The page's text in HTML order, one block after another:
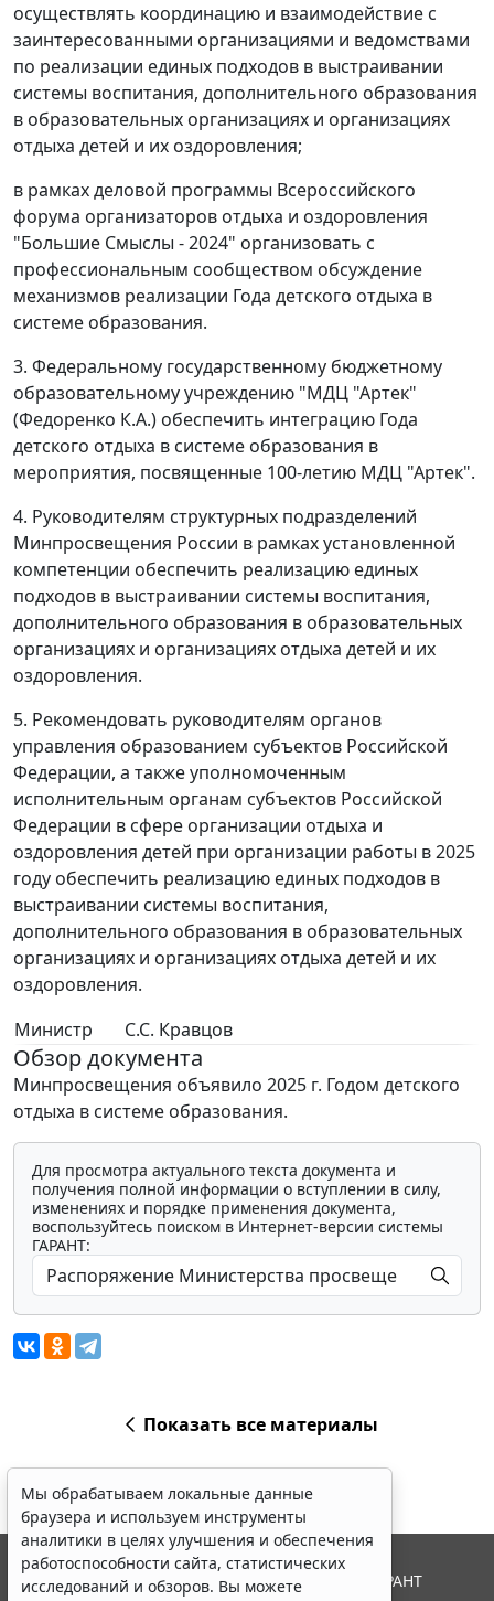
осуществлять координацию и взаимодействие с
заинтересованными организациями и ведомствами
по реализации единых подходов в выстраивании
системы воспитания, дополнительного образования
в образовательных организациях и организациях
отдыха детей и их оздоровления;
в рамках деловой программы Всероссийского
форума организаторов отдыха и оздоровления
"Большие Смыслы - 2024" организовать с
профессиональным сообществом обсуждение
механизмов реализации Года детского отдыха в
системе образования.
3. Федеральному государственному бюджетному
образовательному учреждению "МДЦ "Артек"
(Федоренко К.А.) обеспечить интеграцию Года
детского отдыха в системе образования в
мероприятия, посвященные 100-летию МДЦ "Артек".
4. Руководителям структурных подразделений
Минпросвещения России в рамках установленной
компетенции обеспечить реализацию единых
подходов в выстраивании системы воспитания,
дополнительного образования в образовательных
организациях и организациях отдыха детей и их
оздоровления.
5. Рекомендовать руководителям органов
управления образованием субъектов Российской
Федерации, а также уполномоченным
исполнительным органам субъектов Российской
Федерации в сфере организации отдыха и
оздоровления детей при организации работы в 2025
году обеспечить реализацию единых подходов в
выстраивании системы воспитания,
дополнительного образования в образовательных
организациях и организациях отдыха детей и их
оздоровления.
Министр
С.С. Кравцов
Обзор документа
Минпросвещения объявило 2025 г. Годом детского
отдыха в системе образования.
Для просмотра актуального текста документа и
получения полной информации о вступлении в силу,
изменениях и порядке применения документа,
воспользуйтесь поиском в Интернет-версии системы
ГАРАНТ:
Показать все материалы
Мы обрабатываем локальные данные
браузера и используем инструменты
аналитики в целях улучшения и обеспечения
работоспособности сайта, статистических
исследований и обзоров. Вы можете
© ООО "НПП "ГАРАНТ-СЕРВИС", 2026. Система ГАРАНТ